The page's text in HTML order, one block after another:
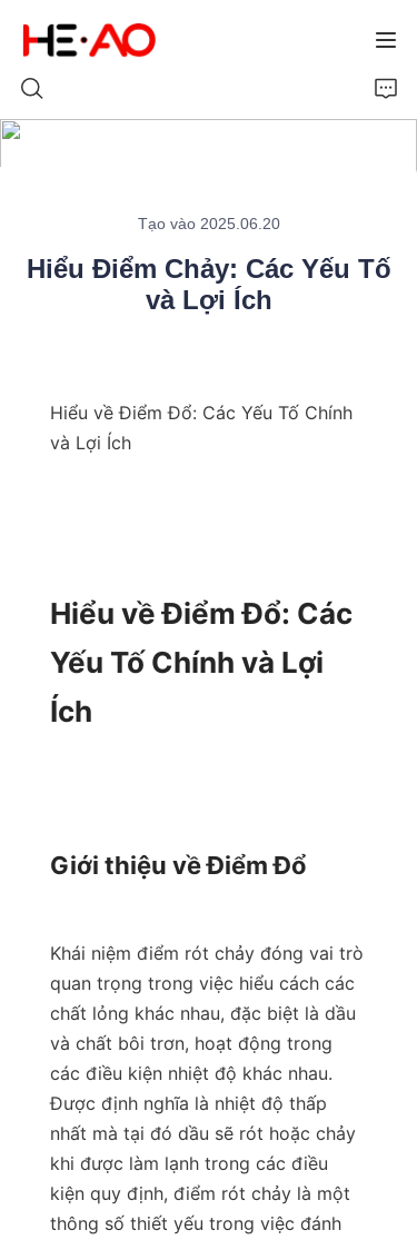
Tạo vào 2025.06.20
Hiểu Điểm Chảy: Các Yếu Tố
và Lợi Ích
Hiểu về Điểm Đổ: Các Yếu Tố Chính
và Lợi Ích
Hiểu về Điểm Đổ: Các
Yếu Tố Chính và Lợi
Ích
Giới thiệu về Điểm Đổ
Khái niệm điểm rót chảy đóng vai trò
quan trọng trong việc hiểu cách các
chất lỏng khác nhau, đặc biệt là dầu
và chất bôi trơn, hoạt động trong
các điều kiện nhiệt độ khác nhau.
Được định nghĩa là nhiệt độ thấp
nhất mà tại đó dầu sẽ rót hoặc chảy
khi được làm lạnh trong các điều
kiện quy định, điểm rót chảy là một
thông số thiết yếu trong việc đánh